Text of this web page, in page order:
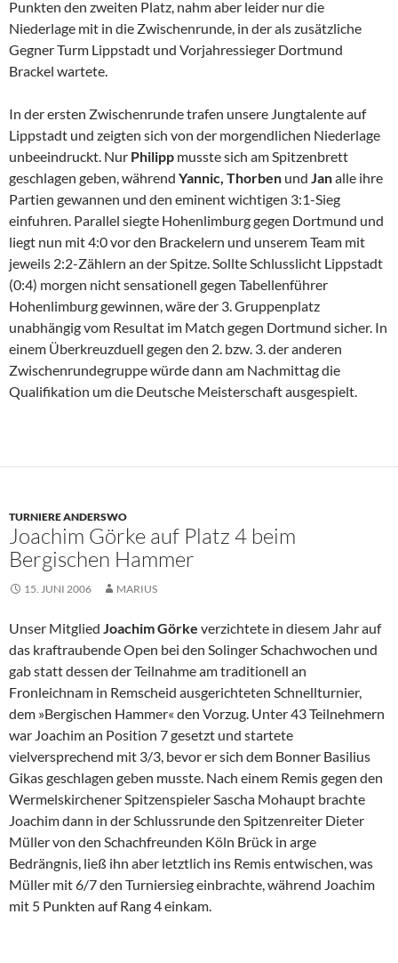
Punkten den zweiten Platz, nahm aber leider nur die
Niederlage mit in die Zwischenrunde, in der als zusätzliche
Gegner Turm Lippstadt und Vorjahressieger Dortmund
Brackel wartete.
In der ersten Zwischenrunde trafen unsere Jungtalente auf
Lippstadt und zeigten sich von der morgendlichen Niederlage
unbeeindruckt. Nur Philipp musste sich am Spitzenbrett
geschlagen geben, während Yannic, Thorben und Janalle ihre
Partien gewannen und den eminent wichtigen 3:1-Sieg
einfuhren. Parallel siegte Hohenlimburg gegen Dortmund und
liegt nun mit 4:0 vor den Brackelern und unserem Team mit
jeweils 2:2-Zählern an der Spitze. Sollte Schlusslicht Lippstadt
(0:4) morgen nicht sensationell gegen Tabellenführer
Hohenlimburg gewinnen, wäre der 3. Gruppenplatz
unabhängig vom Resultat im Match gegen Dortmund sicher. In
einem Überkreuzduell gegen den 2. bzw. 3. der anderen
Zwischenrundegruppe würde dann am Nachmittag die
Qualifikation um die Deutsche Meisterschaft ausgespielt.
TURNIERE ANDERSWO
Joachim Görke auf Platz 4 beim
Bergischen Hammer
15. JUNI 2006 MARIUS
Unser Mitglied Joachim Görke verzichtete in diesem Jahr auf
das kraftraubende Open bei den Solinger Schachwochen und
gab statt dessen der Teilnahme am traditionell an
Fronleichnam in Remscheid ausgerichteten Schnellturnier,
dem »Bergischen Hammer« den Vorzug. Unter 43 Teilnehmern
war Joachim an Position 7 gesetzt und startete
vielversprechend mit 3/3, bevor er sich dem Bonner Basilius
Gikas geschlagen geben musste. Nach einem Remis gegen den
Wermelskirchener Spitzenspieler Sascha Mohaupt brachte
Joachim dann in der Schlussrunde den Spitzenreiter Dieter
Müller von den Schachfreunden Köln Brück in arge
Bedrängnis, ließ ihn aber letztlich ins Remis entwischen, was
Müller mit 6/7 den Turniersieg einbrachte, während Joachim
mit 5 Punkten auf Rang 4 einkam.